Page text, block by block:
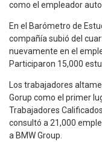
como el empleador
En el Barómetro de
compañía subió del
nuevamente en el
Participaron 15,000
Los trabajadores
Gorup como el primer
Trabajadores
consultó a 21,000
a BMW Group.